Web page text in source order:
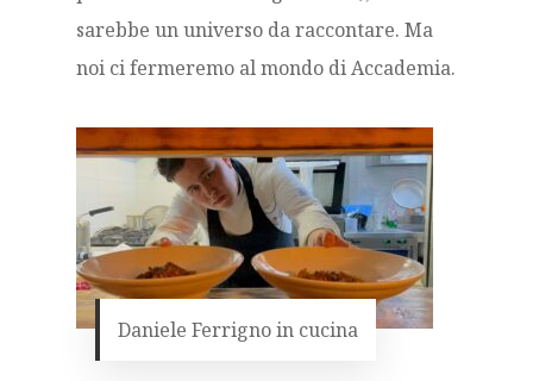
sarebbe un universo da raccontare. Ma
noi ci fermeremo al mondo di Accademia.
Daniele Ferrigno in cucina